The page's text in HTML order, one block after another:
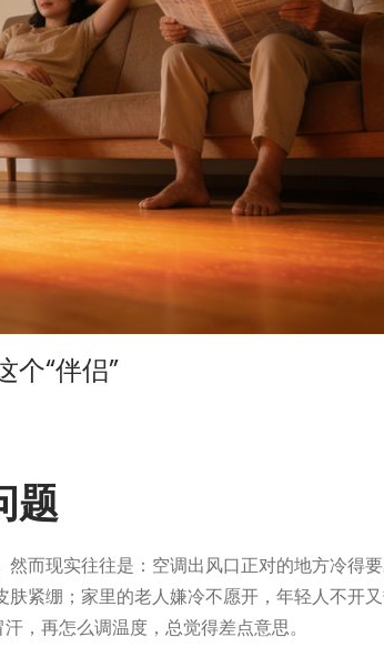
个“伴侣”
题
而现实往往是：空调出风口正对的地方冷得要
紧绷；家里的老人嫌冷不愿开，年轻人不开
，再怎么调温度，总觉得差点意思。